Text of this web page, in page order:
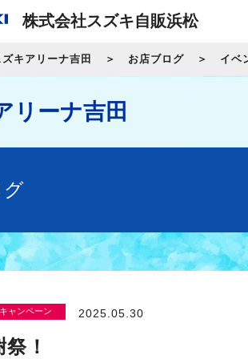
株式会社スズキ自販浜松
ズキアリーナ吉田 お店ブログ イベ
リーナ吉田
ャンペーン 2025.05.30
！